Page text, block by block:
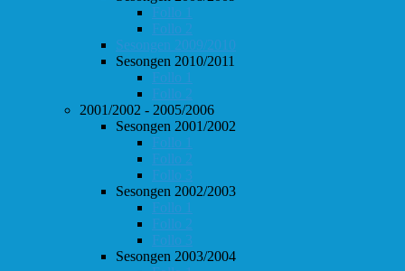
Follo 1
Follo 2
Sesongen 2009/2010
Sesongen 2010/2011
Follo 1
Follo 2
2001/2002 - 2005/2006
Sesongen 2001/2002
Follo 1
Follo 2
Follo 3
Sesongen 2002/2003
Follo 1
Follo 2
Follo 3
Sesongen 2003/2004